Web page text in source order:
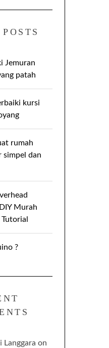
Jemuran
patah
kursi
rumah
simpel dan
Murah
?
Langgara on